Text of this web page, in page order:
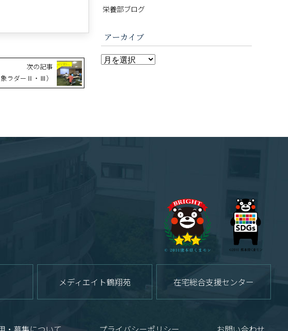
次の記事
ラダーⅡ・Ⅲ）
栄養部ブログ
アーカイブ
メディエイト鶴翔苑 在宅総合支援センター